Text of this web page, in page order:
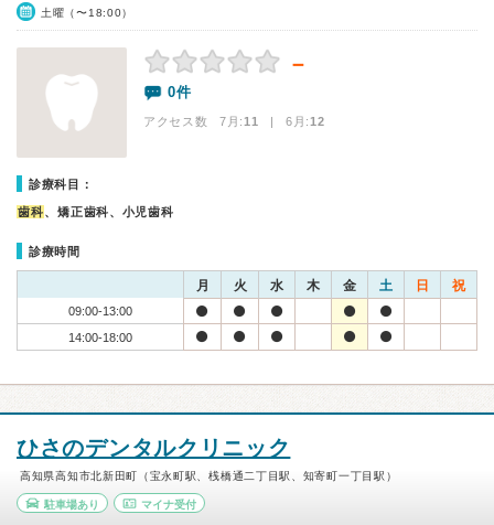
土曜（〜18:00）
－
0件
アクセス数 7月:11 | 6月:12
診療科目：
歯科、矯正歯科、小児歯科
診療時間
月 火 水 木 金 土 日 祝
09:00-13:00
14:00-18:00
ひさのデンタルクリニック
高知県高知市北新田町（宝永町駅、桟橋通二丁目駅、知寄町一丁目駅）
駐車場あり マイナ受付